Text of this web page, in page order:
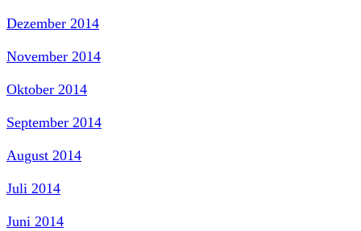
Dezember 2014
November 2014
Oktober 2014
September 2014
August 2014
Juli 2014
Juni 2014